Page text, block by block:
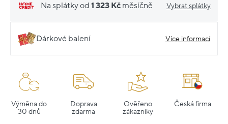
Na splátky od 1 323 Kč měsíčně Vybrat splátky
Dárkové balení Více informací
Výměna do
30 dnů
Doprava
zdarma
Ověřeno
zákazníky
Česká firma